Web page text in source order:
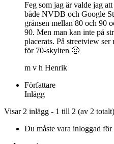
Feg som jag är valde jag
både NVDB och Google
gränsen mellan 80 och 90
90. Men man kan inte på
placerats. På streetview
för 70-skylten 🙂
m v h Henrik
Författare
Inlägg
Visar 2 inlägg - 1 till 2 (av 2 totalt)
Du måste vara inloggad för